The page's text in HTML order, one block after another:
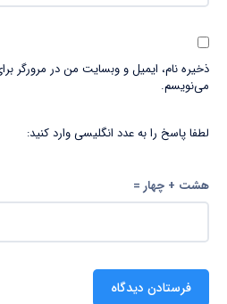
ذخیره نام، ایمیل و وبسایت من در مرورگر
می‌نویسم.
لطفا پاسخ را به عدد انگلیسی وارد کنید:
هشت + چهار =